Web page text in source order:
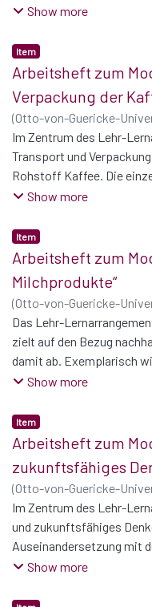
Lernenden sollen mittels
Energiesparmaßnahmen
die individuelle
auch betrieblichen
dem Thema in ihrem
schenken und so ein
zu bekommen.
Show more
Item
Arbeitsheft zum
Verpackung der
(Otto-von-Guericke-
Stefan;Brand, Lisa-Marie
Vieback, Linda
Im Zentrum des Lehr-
Transport und
Rohstoff Kaffee. Die
nachhaltigen Aspekten
Blöcke, die in sich
Show more
Item
Arbeitsheft zum
Milchprodukte“
(Otto-von-Guericke-
Stefan;König, Lisa;
Das Lehr-
zielt auf den Bezug
damit ab. Exemplarisch
stammende Ressource
Butter) in verschiedenen
findet. Am Beispiel der
Milch können soziale,
Perspektiven der
Show more
Item
Arbeitsheft zum
zukunftsfähiges
(Otto-von-Guericke-
Stefan;Schüßler, Philipp;
Im Zentrum des Lehr-
und zukunftsfähiges
Auseinandersetzung mit
Nachhaltigkeit. Das
beruflichen Umfeld
Show more